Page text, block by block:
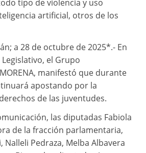
tipo de violencia y uso
artificial, otros de los
a 28 de octubre de 2025*.- En
el Grupo
manifestó que durante
apostando por la
de las juventudes.
las diputadas Fabiola
de la fracción parlamentaria,
Nalleli Pedraza, Melba Albavera